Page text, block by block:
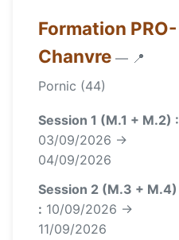
Formation PRO-
Chanvre — 📍
Pornic (44)
Session 1 (M.1 + M.2) :
03/09/2026 →
04/09/2026
Session 2 (M.3 + M.4)
: 10/09/2026 →
11/09/2026